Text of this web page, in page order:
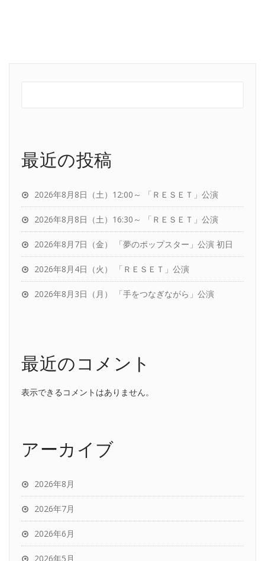
最近の投稿
2026年8月8日（土）12:00～ 「ＲＥＳＥＴ」公演
2026年8月8日（土）16:30～ 「ＲＥＳＥＴ」公演
2026年8月7日（金） 「夢のポップスター」公演 初日
2026年8月4日（火） 「ＲＥＳＥＴ」公演
2026年8月3日（月） 「手をつなぎながら」公演
最近のコメント
表示できるコメントはありません。
アーカイブ
2026年8月
2026年7月
2026年6月
2026年5月